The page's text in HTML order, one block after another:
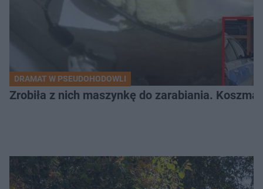
DRAMAT W PSEUDOHODOWLI
Zrobiła z nich maszynkę do zarabiania.